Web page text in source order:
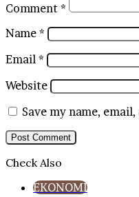
Comment *
Name *
Email *
Website
Save my name,
Check Also
EKONOMI